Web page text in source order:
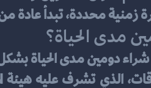
زمنية محددة، تبدأ
مدى الحياة؟
شراء دومين مدى الحياة